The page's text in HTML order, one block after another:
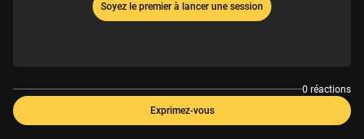
Soyez le premier à lancer une session
0 réactions
Exprimez-vous